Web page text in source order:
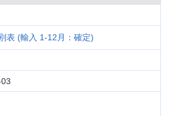
表 (輸入 1-12月：確定)